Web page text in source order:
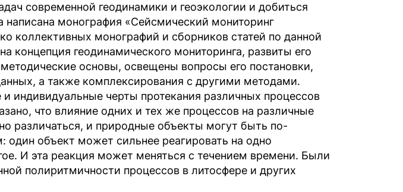
современной геодинамики и геоэкологии и добиться
монография «Сейсмический мониторинг
коллективных монографий и сборников статей по данной
концепция геодинамического мониторинга, развиты его
основы, освещены вопросы его постановки,
а также комплексирования с другими методами.
индивидуальные черты протекания различных процессов
что влияние одних и тех же процессов на различные
различаться, и природные объекты могут быть по-
один объект может сильнее реагировать на одно
И эта реакция может меняться с течением времени. Были
полиритмичности процессов в литосфере и других